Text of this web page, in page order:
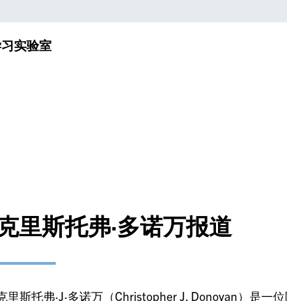
实验室
里斯托弗·多诺万报道
里斯托弗·J·多诺万（Christopher J. Donovan）是一